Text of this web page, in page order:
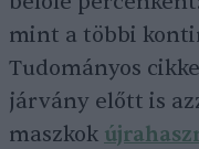
mint a többi
Tudományos
járvány előtt is
maszkok